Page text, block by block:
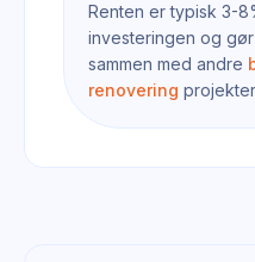
Renten er typisk 3-
investeringen og
sammen med andre
renovering